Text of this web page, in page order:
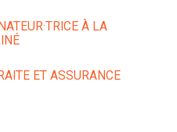
À LA
ET ASSURANCE